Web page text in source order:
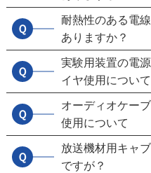
Ｑ
耐熱性のある電
ありますか？
Ｑ
実験用装置の電
イヤ使用について
Ｑ
オーディオケー
使用について
Ｑ
放送機材用キャ
ですが？